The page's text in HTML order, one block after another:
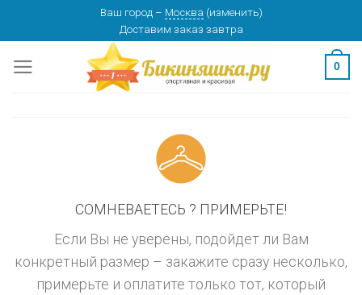
content
Ваш город – Москва (изменить)
Доставим заказ завтра
0
СОМНЕВАЕТЕСЬ ? ПРИМЕРЬТЕ!
Если Вы не уверены, подойдет ли Вам
конкретный размер – закажите сразу несколько,
примерьте и оплатите только тот, который
изменить